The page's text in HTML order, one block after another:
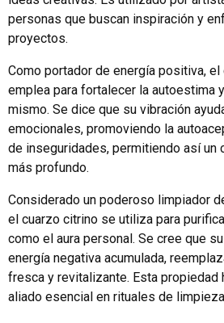
personas que buscan inspiración y
proyectos.
Como portador de energía positiva,
emplea para fortalecer la autoestima
mismo. Se dice que su vibración
emocionales, promoviendo la
de inseguridades, permitiendo así un
más profundo.
Considerado un poderoso limpiador
el cuarzo citrino se utiliza para
como el aura personal. Se cree que
energía negativa acumulada,
fresca y revitalizante. Esta propiedad
aliado esencial en rituales de